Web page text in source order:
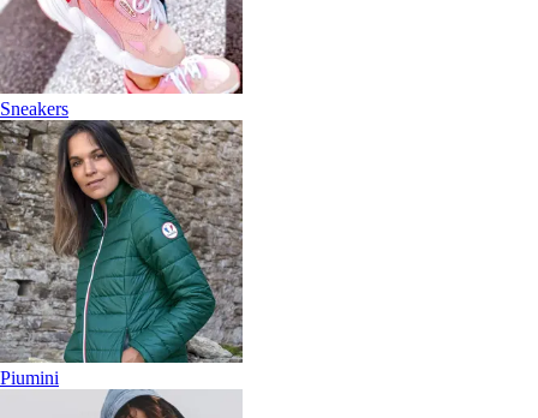
Sneakers
Piumini